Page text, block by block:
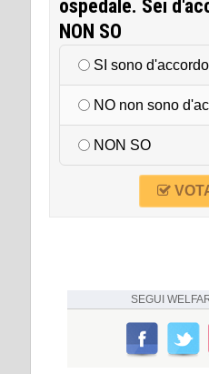
ospedale. Sei
NON SO
SI sono d'accordo
NO non sono
NON SO
SEGUI